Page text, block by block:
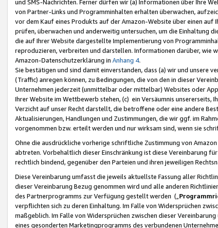
und SMS-Nachrichten. Ferner dürfen wir (a) Informationen über Ihre
von Partner-Links und Programminhalten erhalten überwachen,
vor dem Kauf eines Produkts auf der Amazon-Website über einen
prüfen, überwachen und anderweitig untersuchen, um die Einhaltung
die auf Ihrer Website dargestellte Implementierung von
reproduzieren, verbreiten und darstellen. Informationen darüber, wie
Amazon-Datenschutzerklärung in Anhang 4.
Sie bestätigen und sind damit einverstanden, dass (a) wir und
(Traffic) anregen können, zu Bedingungen, die von den in dieser
Unternehmen jederzeit (unmittelbar oder mittelbar) Websites oder
Ihrer Website im Wettbewerb stehen, (c) ein Versäumnis unsererseits,
Verzicht auf unser Recht darstellt, die betroffene oder eine andere
Aktualisierungen, Handlungen und Zustimmungen, die wir ggf. im
vorgenommen bzw. erteilt werden und nur wirksam sind, wenn sie
Ohne die ausdrückliche vorherige schriftliche Zustimmung von
abtreten. Vorbehaltlich dieser Einschränkung ist diese Vereinbarung
rechtlich bindend, gegenüber den Parteien und ihren jeweiligen
Diese Vereinbarung umfasst die jeweils aktuellste Fassung aller
dieser Vereinbarung Bezug genommen wird und alle anderen
des Partnerprogramms zur Verfügung gestellt werden („
verpflichten sich zu deren Einhaltung. Im Falle von Widersprüchen
maßgeblich. Im Falle von Widersprüchen zwischen dieser
eines gesonderten Marketingprogramms des verbundenen